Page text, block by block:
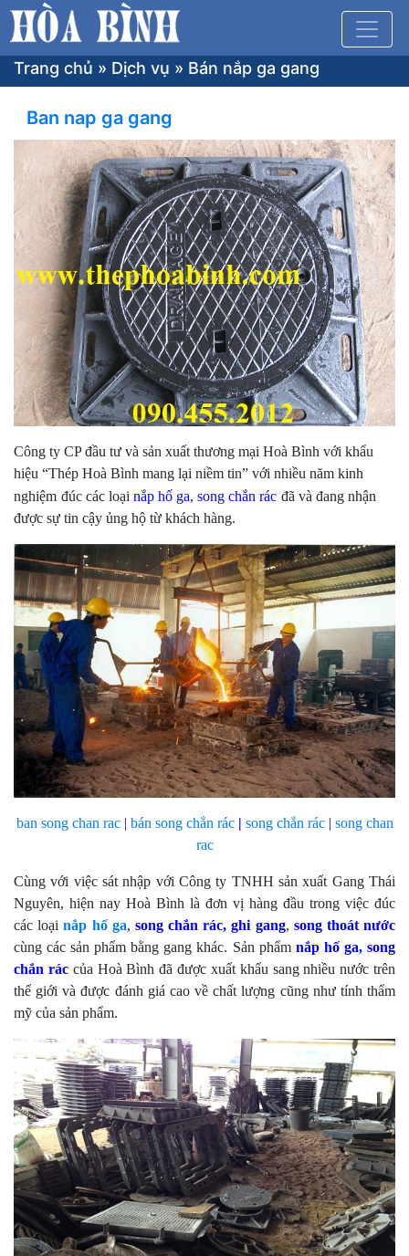
Trang chủ » Dịch vụ » Bán nắp ga gang
Ban nap ga gang
Công ty CP đầu tư và sản xuất thương mại Hoà Bình với khẩu
hiệu “Thép Hoà Bình mang lại niềm tin” với nhiều năm kinh
nghiệm đúc các loại nắp hố ga, song chắn rác đã và đang nhận
được sự tin cậy ủng hộ từ khách hàng.
ban song chan rac| bán song chắn rác| song chắn rác| song chan
rac
Cùng với việc sát nhập với Công ty TNHH sản xuất Gang Thái
Nguyên, hiện nay Hoà Bình là đơn vị hàng đầu trong việc đúc
các loạinắp hố ga, song chắn rác, ghi gang, song thoát nước
cùng các sản phẩm bằng gang khác. Sản phẩm nắp hố ga,song
chắn ráccủa Hoà Bình đã được xuất khẩu sang nhiều nước trên
thế giới và được đánh giá cao về chất lượng cũng như tính thẩm
mỹ của sản phẩm.